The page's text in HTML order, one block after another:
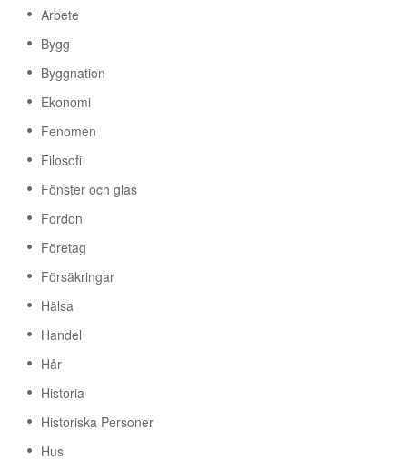
Arbete
Bygg
Byggnation
Ekonomi
Fenomen
Filosofi
Fönster och glas
Fordon
Företag
Försäkringar
Hälsa
Handel
Hår
Historia
Historiska Personer
Hus